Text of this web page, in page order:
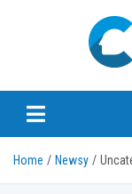
Home Newsy